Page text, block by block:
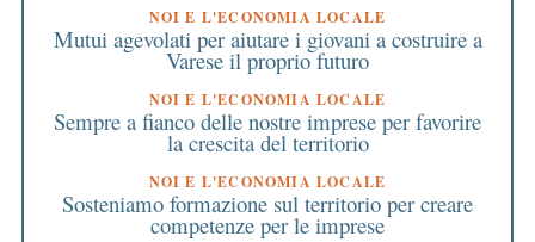
NOI E L'ECONOMIA LOCALE
Mutui agevolati per aiutare i giovani a costruire a
Varese il proprio futuro
NOI E L'ECONOMIA LOCALE
Sempre a fianco delle nostre imprese per favorire
la crescita del territorio
NOI E L'ECONOMIA LOCALE
Sosteniamo formazione sul territorio per creare
competenze per le imprese